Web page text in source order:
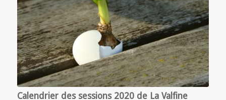
Calendrier des sessions 2020 de La Valfine